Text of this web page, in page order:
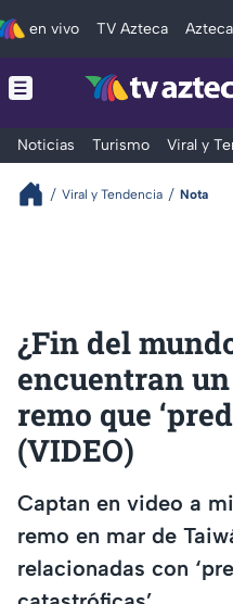
en vivo TV Azteca
Noticias Turismo Viral y
Viral y Tendencia Nota
¿Fin del
encuentran
remo que
(VIDEO)
Captan en video a
remo en mar de
relacionadas con